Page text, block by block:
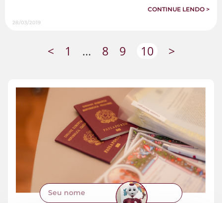
CONTINUE LENDO >
28/03/2019
< 1 … 8 9 10 >